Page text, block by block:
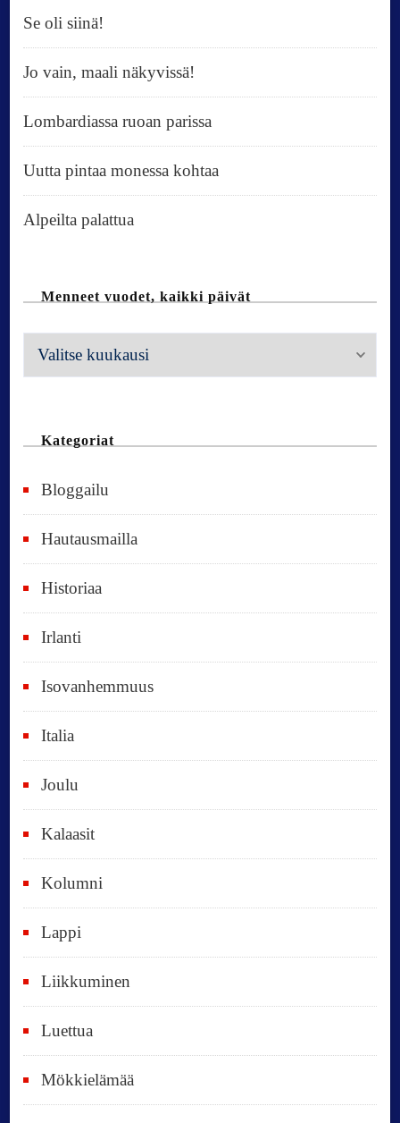
Se oli siinä!
Jo vain, maali näkyvissä!
Lombardiassa ruoan parissa
Uutta pintaa monessa kohtaa
Alpeilta palattua
Menneet vuodet, kaikki päivät
M
e
e
v
u
o
e
t
,
i
k
i
p
ä
ä
t
Kategoriat
Bloggailu
Hautausmailla
Historiaa
Irlanti
Isovanhemmuus
Italia
Joulu
Kalaasit
Kolumni
Lappi
Liikkuminen
Luettua
Mökkielämää